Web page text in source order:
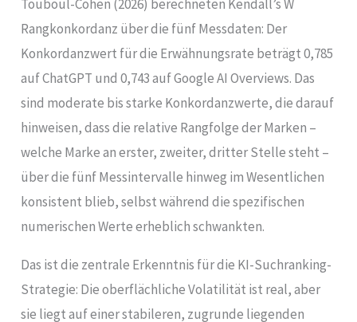
Touboul-Cohen (2026) berechneten Kendall’s W
Rangkonkordanz über die fünf Messdaten: Der
Konkordanzwert für die Erwähnungsrate beträgt 0,785
auf ChatGPT und 0,743 auf Google AI Overviews. Das
sind moderate bis starke Konkordanzwerte, die darauf
hinweisen, dass die relative Rangfolge der Marken –
welche Marke an erster, zweiter, dritter Stelle steht –
über die fünf Messintervalle hinweg im Wesentlichen
konsistent blieb, selbst während die spezifischen
numerischen Werte erheblich schwankten.
Das ist die zentrale Erkenntnis für die KI-Suchranking-
Strategie: Die oberflächliche Volatilität ist real, aber
sie liegt auf einer stabileren, zugrunde liegenden